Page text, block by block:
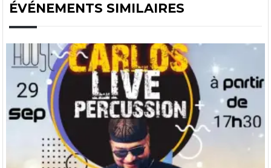
ÉVÉNEMENTS SIMILAIRES